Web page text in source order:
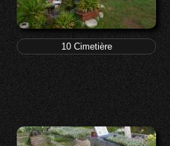
10 Cimetière